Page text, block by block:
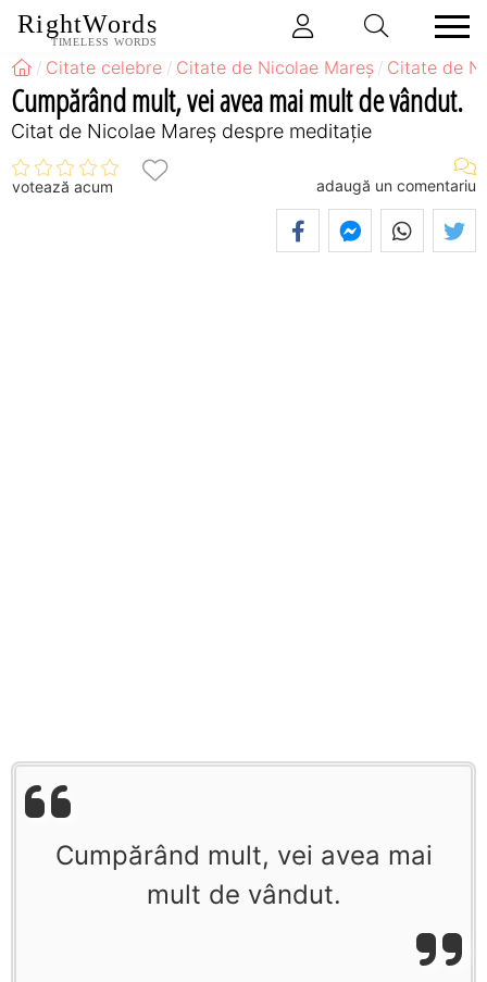
RightWords
TIMELESS WORDS
Citate celebre Citate de Nicolae Mareș Citate de
Cumpărând mult, vei avea mai mult de vândut.
Citat de Nicolae Mareș despre meditație
votează acum adaugă un comentariu
Cumpărând mult, vei avea mai
mult de vândut.